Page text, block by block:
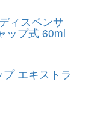
ィスペンサ
ップ式 60ml
エキストラ